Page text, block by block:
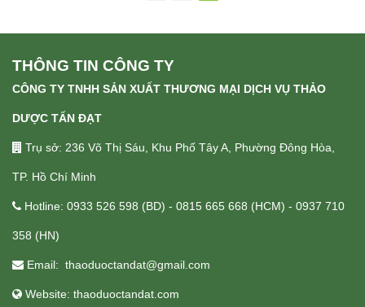
THÔNG TIN CÔNG TY
CÔNG TY TNHH SẢN XUẤT THƯƠNG MẠI DỊCH VỤ THẢO
DƯỢC TẤN ĐẠT
Trụ sở: 236 Võ Thị Sáu, Khu Phố Tây A, Phường Đông Hòa,
TP. Hồ Chí Minh
Hotline: 0933 526 598 (BD) - 0815 665 668 (HCM) - 0937 710
358 (HN)
Email: thaoduoctandat@gmail.com
Website: thaoduoctandat.com